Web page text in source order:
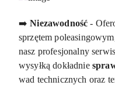
➡️Niezawodność -
sprzętem
nasz profesjonalny
wysyłką dokładnie
wad technicznych oraz